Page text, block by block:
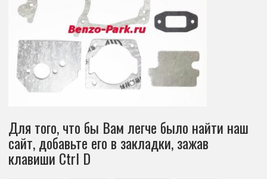
Для того, что бы Вам легче было найти наш
сайт, добавьте его в закладки, зажав
клавиши Ctrl D